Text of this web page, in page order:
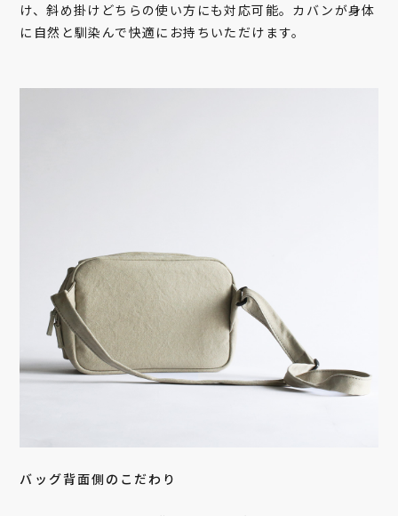
け、斜め掛けどちらの使い方にも対応可能。カバンが身体
に自然と馴染んで快適にお持ちいただけます。
バッグ背面側のこだわり